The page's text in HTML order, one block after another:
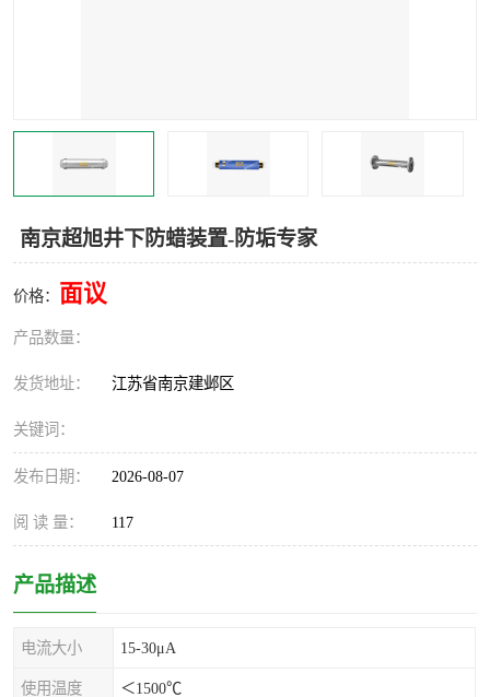
南京超旭井下防蜡装置-防垢专家
价格： 面议
产品数量：
发货地址： 江苏省南京建邺区
关键词：
发布日期： 2026-08-07
阅 读 量： 117
产品描述
电流大小 15-30μA
使用温度 ＜1500℃